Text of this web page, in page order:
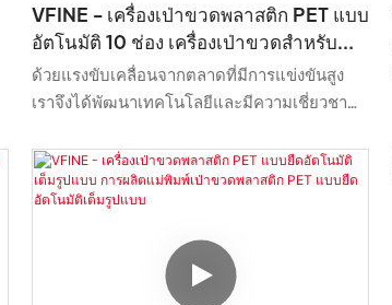
VFINE - เครื่องเป่าขวดพลาสติก PET แบบ
อัตโนมัติ 10 ช่อง เครื่องเป่าขวดสำหรับ
ผลิตขวดพลาสติก PET แบบอัตโนมัติ ราคา
เครื่องผลิตในประเทศจีน โรงงานขายดี
ด้วยแรงขับเคลื่อนจากตลาดที่มีการแข่งขันสูง
เราจึงได้พัฒนาเทคโนโลยีและมีความเชี่ยวชาญ
พิสูจน์แล้วว่าผลิตภัณฑ์นี้สามารถนำไปใช้งานใน
สาขาต่างๆ ของเครื่องเป่าขวดพลาสติกได้ และมี
แนวโน้มการใช้งานที่กว้างขวาง